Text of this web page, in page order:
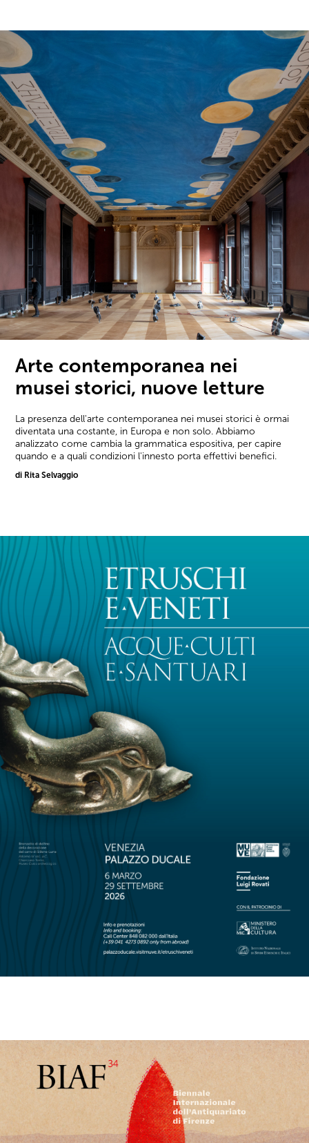
Arte contemporanea nei
musei storici, nuove letture
La presenza dell'arte contemporanea nei musei storici è ormai
diventata una costante, in Europa e non solo. Abbiamo
analizzato come cambia la grammatica espositiva, per capire
quando e a quali condizioni l'innesto porta effettivi benefici.
di Rita Selvaggio